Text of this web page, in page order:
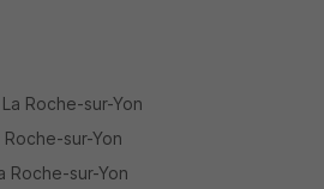
Roche-sur-Yon
sur-Yon
Roche-sur-Yon